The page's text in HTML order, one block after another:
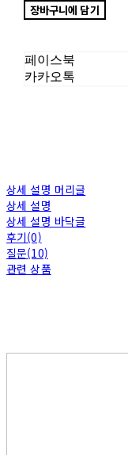
장바구니에 담기
페이스북
카카오톡
상세 설명 머리글
상세 설명
상세 설명 바닥글
후기(0)
질문(10)
관련 상품